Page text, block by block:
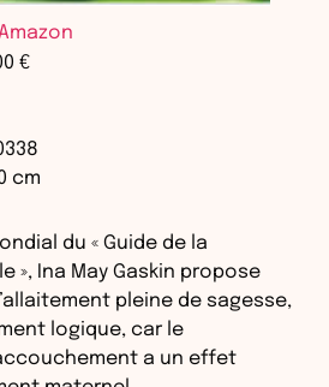
€
cm
du « Guide de la
», Ina May Gaskin propose
pleine de sagesse,
logique, car le
a un effet